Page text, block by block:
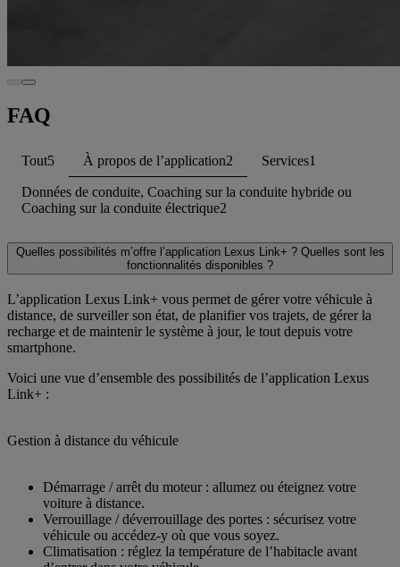
FAQ
Tout5 À propos de l’application2 Services1
Données de conduite, Coaching sur la conduite hybride ou
Coaching sur la conduite électrique2
Quelles possibilités m’offre l’application Lexus Link+ ? Quelles sont les
fonctionnalités disponibles ?
L’application Lexus Link+ vous permet de gérer votre véhicule à
distance, de surveiller son état, de planifier vos trajets, de gérer la
recharge et de maintenir le système à jour, le tout depuis votre
smartphone.
Voici une vue d’ensemble des possibilités de l’application Lexus
Link+ :
Gestion à distance du véhicule
Démarrage / arrêt du moteur : allumez ou éteignez votre
voiture à distance.
Verrouillage / déverrouillage des portes : sécurisez votre
véhicule ou accédez-y où que vous soyez.
Climatisation : réglez la température de l’habitacle avant